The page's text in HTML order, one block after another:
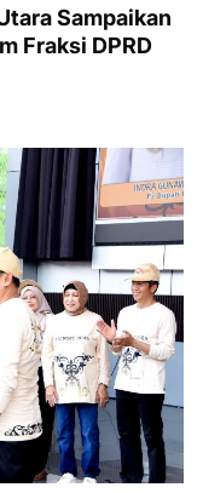
Sampaikan
Fraksi DPRD